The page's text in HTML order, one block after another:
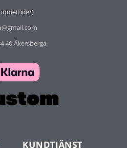
öppettider)
40 Åkersberga
KUNDTJÄNST